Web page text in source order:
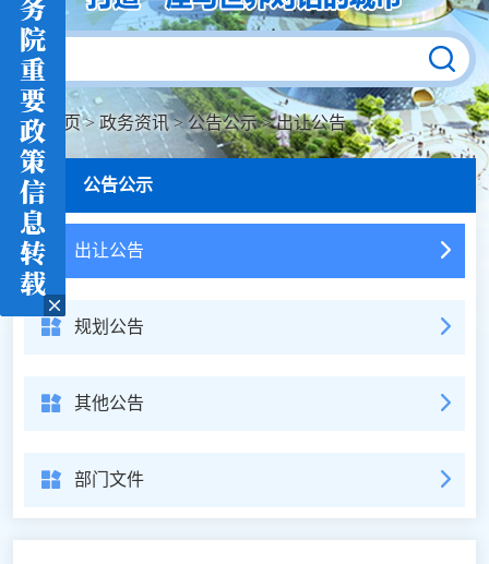
首页> 政务资讯> 公告公示>出让公告
公告公示
出让公告
规划公告
其他公告
部门文件